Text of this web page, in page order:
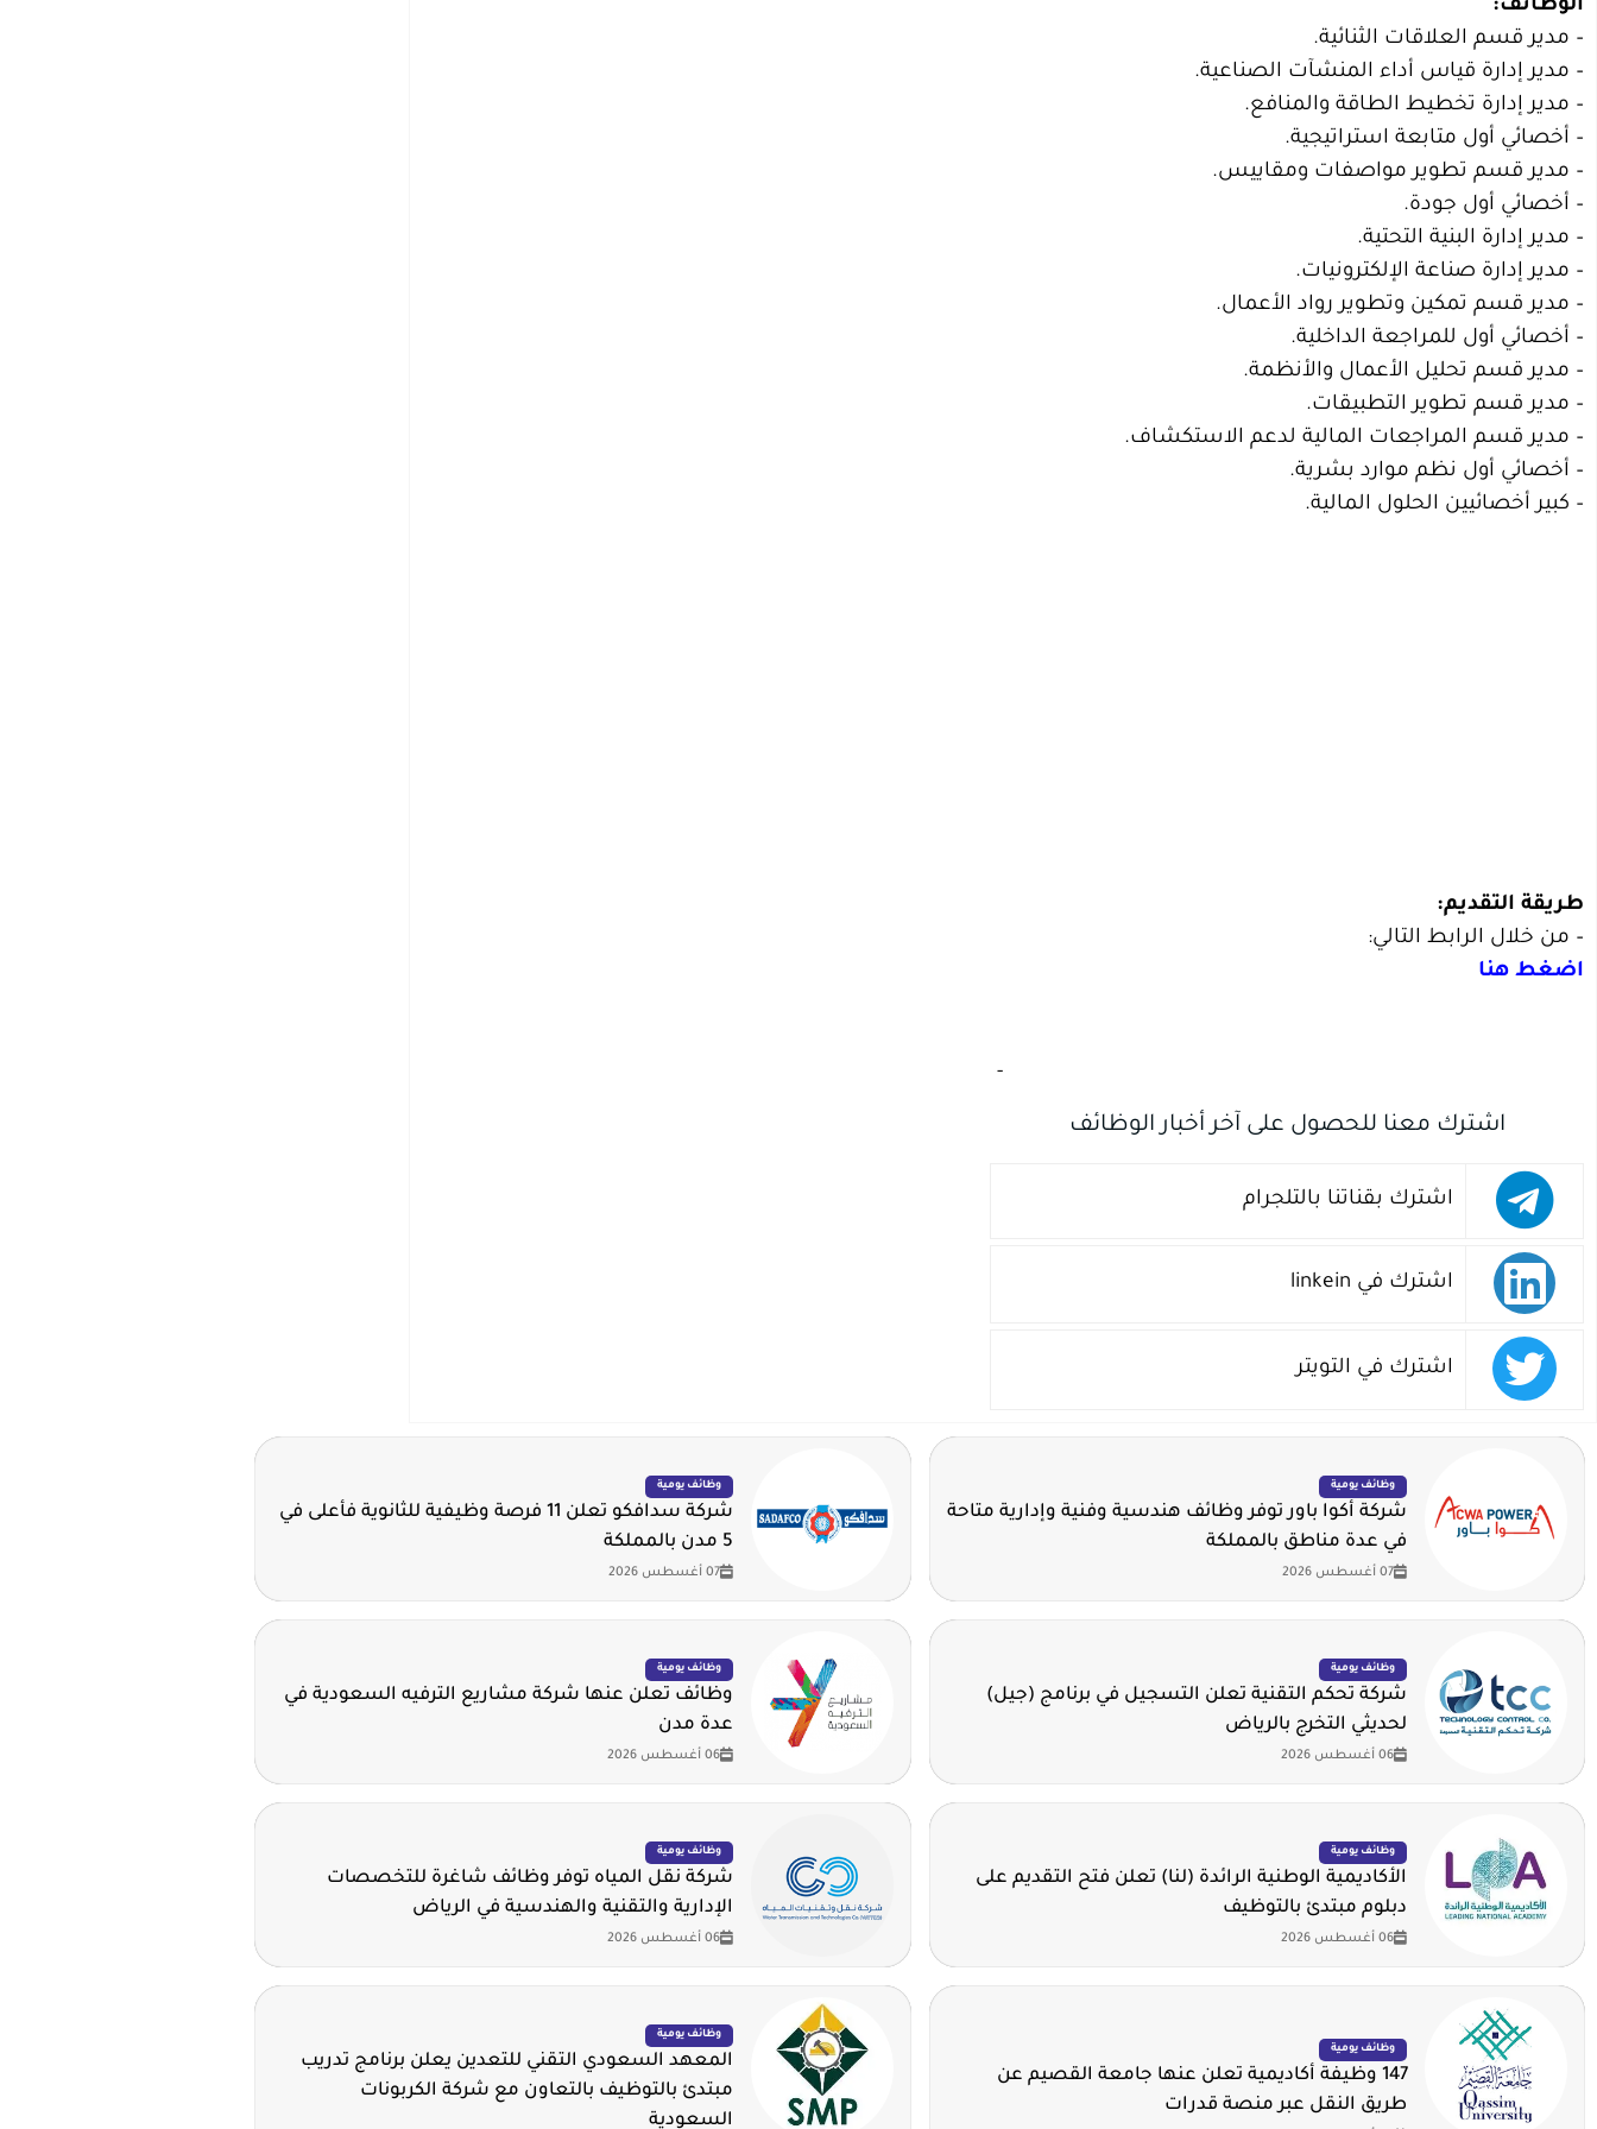
الوظائف:
– مدير قسم العلاقات الثنائية.
– مدير إدارة قياس أداء المنشآت الصناعية.
– مدير إدارة تخطيط الطاقة والمنافع.
– أخصائي أول متابعة استراتيجية.
– مدير قسم تطوير مواصفات ومقاييس.
– أخصائي أول جودة.
– مدير إدارة البنية التحتية.
– مدير إدارة صناعة الإلكترونيات.
– مدير قسم تمكين وتطوير رواد الأعمال.
– أخصائي أول للمراجعة الداخلية.
– مدير قسم تحليل الأعمال والأنظمة.
– مدير قسم تطوير التطبيقات.
– مدير قسم المراجعات المالية لدعم الاستكشاف.
– أخصائي أول نظم موارد بشرية.
– كبير أخصائيين الحلول المالية.
طريقة التقديم:
– من خلال الرابط التالي:
اضغط هنا
-‏
اشترك معنا للحصول على آخر أخبار الوظائف
اشترك بقناتنا بالتلجرام
اشترك في linkein
اشترك في التويتر
وظائف يومية
شركة أكوا باور توفر وظائف هندسية وفنية وإدارية متاحة
في عدة مناطق بالمملكة
07 أغسطس 2026
وظائف يومية
شركة سدافكو تعلن 11 فرصة وظيفية للثانوية فأعلى في
5 مدن بالمملكة
07 أغسطس 2026
وظائف يومية
شركة تحكم التقنية تعلن التسجيل في برنامج (جيل)
لحديثي التخرج بالرياض
06 أغسطس 2026
وظائف يومية
وظائف تعلن عنها شركة مشاريع الترفيه السعودية في
عدة مدن
06 أغسطس 2026
وظائف يومية
الأكاديمية الوطنية الرائدة (لنا) تعلن فتح التقديم على
دبلوم مبتدئ بالتوظيف
06 أغسطس 2026
وظائف يومية
شركة نقل المياه توفر وظائف شاغرة للتخصصات
الإدارية والتقنية والهندسية في الرياض
06 أغسطس 2026
وظائف يومية
147 وظيفة أكاديمية تعلن عنها جامعة القصيم عن
طريق النقل عبر منصة قدرات
وظائف يومية
المعهد السعودي التقني للتعدين يعلن برنامج تدريب
مبتدئ بالتوظيف بالتعاون مع شركة الكربونات
السعودية